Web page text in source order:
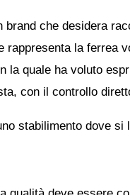
brand che desidera
rappresenta la
la quale ha voluto
con il controllo
stabilimento dove si